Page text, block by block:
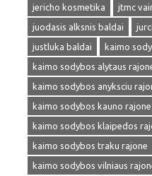
jericho kosmetika
jtmc
juodasis alksnis baldai
justluka baldai
kaimo
kaimo sodybos alytaus
kaimo sodybos anyksciu
kaimo sodybos kauno rajone
kaimo sodybos klaipedos
kaimo sodybos traku rajone
kaimo sodybos vilniaus